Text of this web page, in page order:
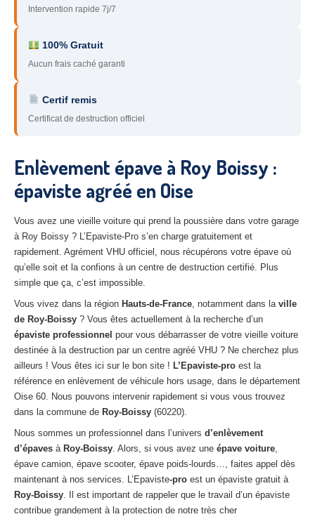
– Essonne
89 – Yonne
51 – Marne
– Eure-et-Loir
27– Eure
– Aube
02 – Aisne
Tousles secteurs
CENTREVHU AGRÉE
Centreagréé VHU Paris 75 : casse auto avec destruction
Centre
agréé VHU 77 : casse auto avec destruction
Centreagréé VHU 78 : casse auto avec destruction
Centreagréé VHU 91 : casse auto avec destruction
Centreagréé VHU 92 : casse auto avec destruction
Centreagréé VHU 93 : casse auto avec destruction
Centreagréé VHU 94 : casse auto avec destruction
Intervention rapide 7j/7
100% Gratuit
Aucun frais caché garanti
Certif remis
Certificat de destruction officiel
Enlèvement épave à Roy Boissy :
épaviste agréé en Oise
Vous avez une vieille voiture qui prend la poussière dans votre garage
à Roy Boissy ? L’Epaviste-Pro s’en charge gratuitement et
rapidement. Agrément VHU officiel, nous récupérons votre épave où
qu’elle soit et la confions à un centre de destruction certifié. Plus
simple que ça, c’est impossible.
Vous vivez dans la région Hauts-de-France, notamment dans la ville
de Roy-Boissy ? Vous êtes actuellement à la recherche d’un
épaviste professionnel pour vous débarrasser de votre vieille voiture
destinée à la destruction par un centre agréé VHU ? Ne cherchez plus
ailleurs ! Vous êtes ici sur le bon site ! L’Epaviste-pro est la
référence en enlèvement de véhicule hors usage, dans le département
Oise 60. Nous pouvons intervenir rapidement si vous vous trouvez
dans la commune de Roy-Boissy (60220).
Nous sommes un professionnel dans l’univers d’enlèvement
d’épaves à Roy-Boissy. Alors, si vous avez une épave voiture,
épave camion, épave scooter, épave poids-lourds…, faites appel dès
maintenant à nos services. L’Epaviste-pro est un épaviste gratuit à
Roy-Boissy. Il est important de rappeler que le travail d’un épaviste
contribue grandement à la protection de notre très cher